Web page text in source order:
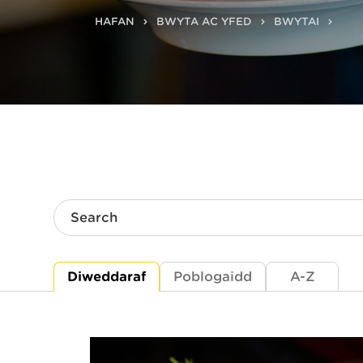
HAFAN BWYTA AC YFED BWYTAI
Search
Diweddaraf Poblogaidd A-Z